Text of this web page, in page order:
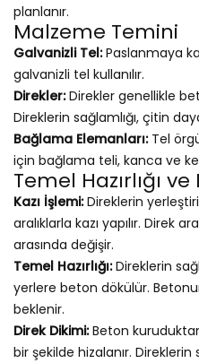
planlanır.
Malzeme Temini
Galvanizli Tel:Paslanmaya
galvanizli tel kullanılır.
Direkler:Direkler genellikle
Direklerin sağlamlığı, çitin
Bağlama Elemanları:Tel
için bağlama teli, kanca ve
Temel Hazırlığı
Kazı İşlemi:Direklerin
aralıklarla kazı yapılır. Direk
arasında değişir.
Temel Hazırlığı:Direklerin
yerlere beton dökülür.
beklenir.
Direk Dikimi:Beton
bir şekilde hizalanır.